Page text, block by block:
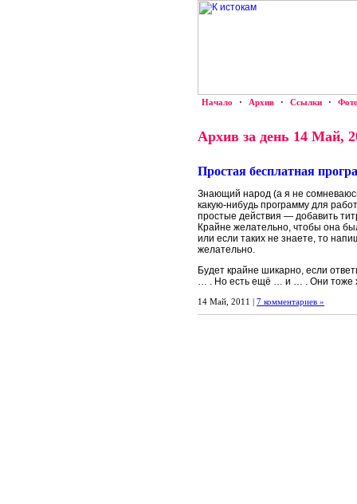
Начало · Архив · Ссылки ·
Архив за день 14 Май,
Простая бесплатная
Знающий народ (а я не
какую-нибудь программу для
простые действия — добавить
Крайне желательно, чтобы она
или если таких не знаете, то
желательно.
Будет крайне шикарно, если
… . Но есть ещё … и … . Они тоже
14 Май, 2011 | 7 комментариев »